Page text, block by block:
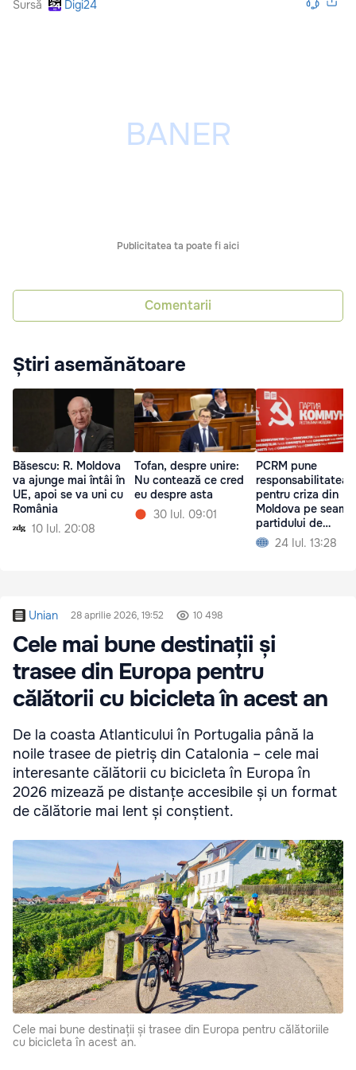
Sursă Digi24
Publicitatea ta poate fi aici
Comentarii
Știri asemănătoare
Băsescu: R. Moldova
va ajunge mai întâi în
UE, apoi se va uni cu
România
10 Iul. 20:08
Tofan, despre unire:
Nu contează ce cred
eu despre asta
30 Iul. 09:01
PCRM pune
responsabilitatea
pentru criza din
Moldova pe seama
partidului de
guvernare și a
Sandu
24 Iul. 13:28
Unian 28 aprilie 2026, 19:52 10 498
Cele mai bune destinații și
trasee din Europa pentru
călătorii cu bicicleta în acest an
De la coasta Atlanticului în Portugalia până la
noile trasee de pietriș din Catalonia – cele mai
interesante călătorii cu bicicleta în Europa în
2026 mizează pe distanțe accesibile și un format
de călătorie mai lent și conștient.
Cele mai bune destinații și trasee din Europa pentru călătoriile
cu bicicleta în acest an.